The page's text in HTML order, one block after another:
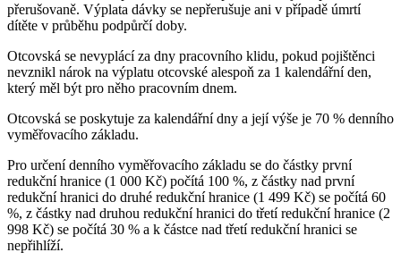
přerušovaně. Výplata dávky se nepřerušuje ani v případě úmrtí
dítěte v průběhu podpůrčí doby.
Otcovská se nevyplácí za dny pracovního klidu, pokud pojištěnci
nevznikl nárok na výplatu otcovské alespoň za 1 kalendářní den,
který měl být pro něho pracovním dnem.
Otcovská se poskytuje za kalendářní dny a její výše je 70 % denního
vyměřovacího základu.
Pro určení denního vyměřovacího základu se do částky první
redukční hranice (1 000 Kč) počítá 100 %, z částky nad první
redukční hranici do druhé redukční hranice (1 499 Kč) se počítá 60
%, z částky nad druhou redukční hranici do třetí redukční hranice (2
998 Kč) se počítá 30 % a k částce nad třetí redukční hranici se
nepřihlíží.